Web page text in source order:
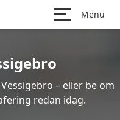
Menu
– eller be om
redan idag.